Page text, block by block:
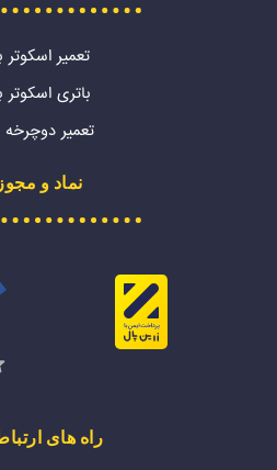
تعمیر اسکوتر
باتری اسکوتر
تعمیر دوچرخه
نماد و
راه های